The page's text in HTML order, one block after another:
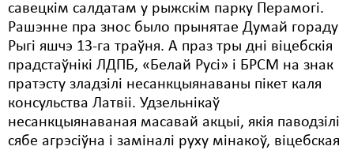
савецкім салдатам у рыжскім парку Перамогі.
Рашэнне пра знос было прынятае Думай гораду
Рыгі яшчэ 13-га траўня. А праз тры дні віцебскія
прадстаўнікі ЛДПБ, «Белай Русі» і БРСМ на знак
пратэсту зладзілі несанкцыянаваны пікет каля
консульства Латвіі. Удзельнікаў
несанкцыянаваная масавай акцыі, якія паводзілі
сябе агрэсіўна і заміналі руху мінакоў, віцебская